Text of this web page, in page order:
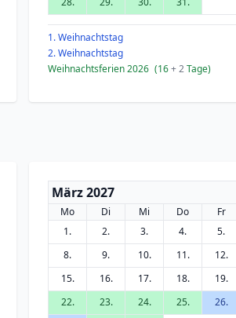
1. Weihnachtstag
2. Weihnachtstag
Weihnachtsferien 2026 (16+ 2Tage)
März 2027
Mo Di Mi Do Fr
1.
2. 3. 4. 5.
8.
9. 10. 11. 12.
15.
16. 17. 18. 19.
22.
23. 24. 25. 26.